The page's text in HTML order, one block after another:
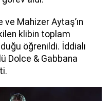
Mahizer Aytaş’ın
klibin toplam
öğrenildi. İddialı
Dolce & Gabbana